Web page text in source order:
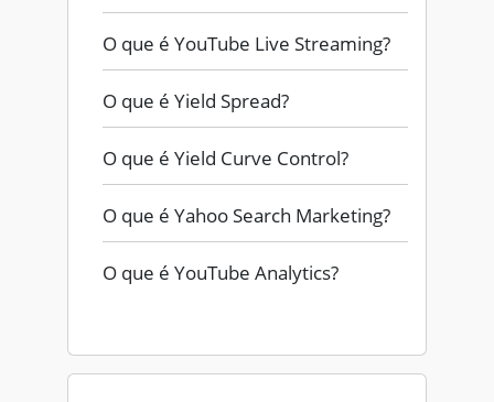
O que é YouTube Live Streaming?
O que é Yield Spread?
O que é Yield Curve Control?
O que é Yahoo Search Marketing?
O que é YouTube Analytics?